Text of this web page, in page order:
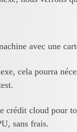
avec une
cela pourra
crédit cloud pour
sans frais.